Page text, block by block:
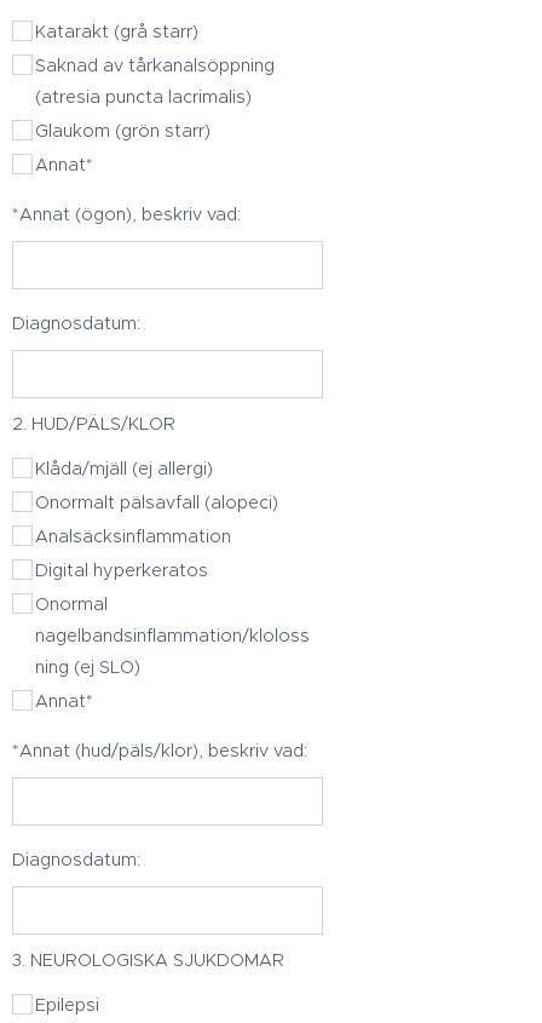
Katarakt (grå starr)
Saknad av tårkanalsöppning
(atresia puncta lacrimalis)
Glaukom (grön starr)
Annat*
*Annat (ögon), beskriv vad:
Diagnosdatum:
2. HUD/PÄLS/KLOR
Klåda/mjäll (ej allergi)
Onormalt pälsavfall (alopeci)
Analsäcksinflammation
Digital hyperkeratos
Onormal
nagelbandsinflammation/kloloss
ning (ej SLO)
Annat*
*Annat (hud/päls/klor), beskriv vad:
Diagnosdatum:
3. NEUROLOGISKA SJUKDOMAR
Epilepsi